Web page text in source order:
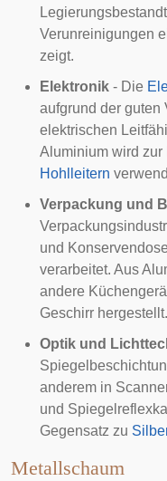
Verunreinigungen
zeigt.
Elektronik - Die
aufgrund der guten
elektrischen
Aluminium wird zur
Hohlleitern
Verpackung und
und
verarbeitet. Aus
andere
Geschirr hergestellt.
Optik und
anderem in
und
Gegensatz zu
Metallschaum